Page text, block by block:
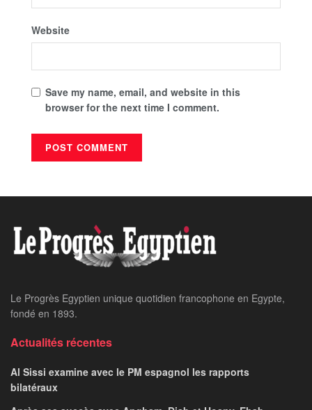
Website
Save my name, email, and website in this
browser for the next time I comment.
Le Progrès Egyptien unique quotidien francophone en Egypte,
fondé en 1893.
Actualités récentes
Al Sissi examine avec le PM espagnol les rapports
bilatéraux